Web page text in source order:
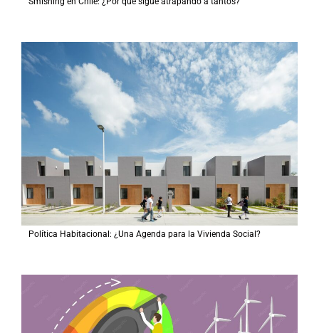
Política Habitacional: ¿Una Agenda para la Vivienda Social?